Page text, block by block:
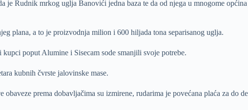
Rudnik mrkog uglja Banovići jedna baza te da od njega u mnogome
plana, a to je proizvodnja milion i 600 hiljada tona separisanog uglja.
poput Alumine i Sisecam sode smanjili svoje potrebe.
kubnih čvrste jalovinske mase.
prema dobavljačima su izmirene, rudarima je povećana plaća za do